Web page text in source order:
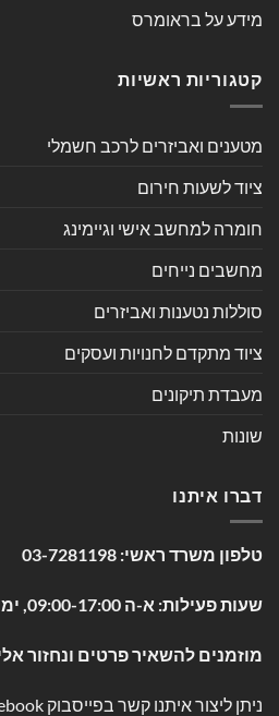
מידע על בראומרס
קטגוריות ראשיות
מטענים ואביזרים לרכב חשמלי
ציוד לשעות חירום
חומרה למחשב אישי וגיימינג
מחשבים נייחים
סוללות נטענות ואביזרים
ציוד מתקדם לחנויות ועסקים
מעבדת תיקונים
שונות
דברו איתנו
טלפון משרד ראשי: 03-7281198
שעות פעילות: א-ה 09:00-17:00, ימי שישי 09:00-13:00
מוזמנים להשאיר פרטים ונחזור
ניתן ליצור איתנו קשר בפייסבוק